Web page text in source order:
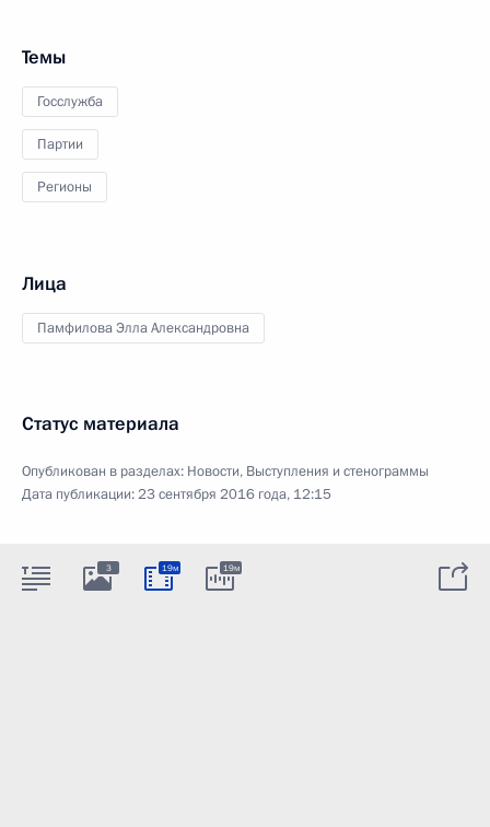
Темы
Госслужба
Партии
Регионы
Лица
Памфилова Элла Александровна
Статус материала
Опубликован в разделах: Новости, Выступления и стенограммы
Дата публикации:23 сентября 2016 года, 12:15
3 19м 19м